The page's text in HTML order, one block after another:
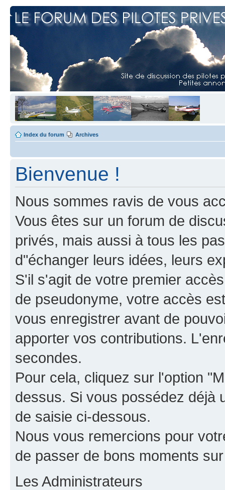
Index du forum Archives
Bienvenue !
Nous sommes ravis de vous
Vous êtes sur un forum de
privés, mais aussi à tous les
d"échanger leurs idées, leurs
S'il s'agit de votre premier
de pseudonyme, votre accès
vous enregistrer avant de
apporter vos contributions.
secondes.
Pour cela, cliquez sur l'option
dessus. Si vous possédez déjà
de saisie ci-dessous.
Nous vous remercions pour
de passer de bons moments
Les Administrateurs